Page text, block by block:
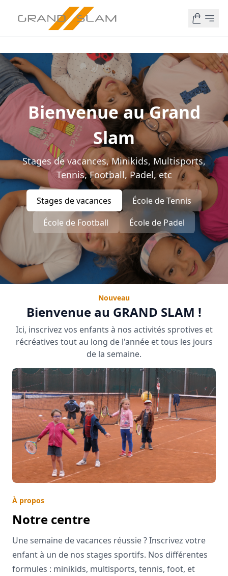
Bienvenue au Grand
Slam
Stages de vacances, Minikids, Multisports,
Tennis, Football, Padel, etc
Stages de vacances
École de Tennis
École de Football
École de Padel
Nouveau
Bienvenue au GRAND SLAM !
Ici, inscrivez vos enfants à nos activités sprotives et
récréatives tout au long de l'année et tous les jours
de la semaine.
À propos
Notre centre
Une semaine de vacances réussie ? Inscrivez votre
enfant à un de nos stages sportifs. Nos différentes
formules : minikids, multisports, tennis, foot, et